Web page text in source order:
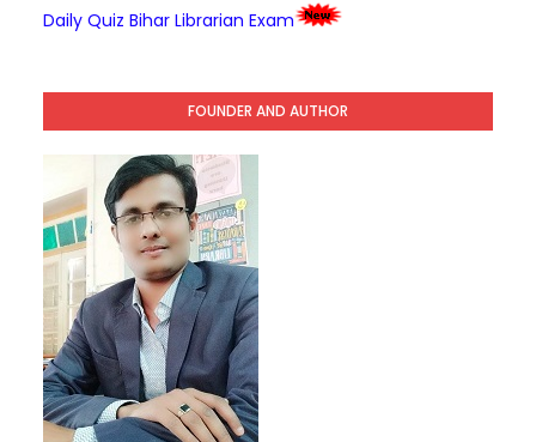
Daily Quiz Bihar Librarian Exam
FOUNDER AND AUTHOR